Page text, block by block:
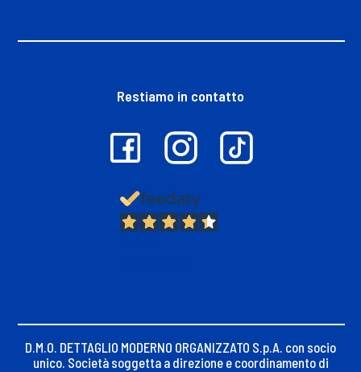
Restiamo in contatto
D.M.O. DETTAGLIO MODERNO ORGANIZZATO S.p.A. con socio
unico. Società soggetta a direzione e coordinamento di